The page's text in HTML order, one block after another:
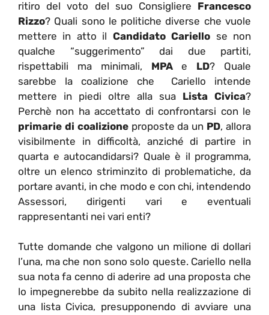
ritiro del voto del suo Consigliere Francesco
Rizzo? Quali sono le politiche diverse che vuole
mettere in atto il Candidato Cariello se non
qualche “suggerimento” dai due partiti,
rispettabili ma minimali, MPAe LD? Quale
sarebbe la coalizione che Cariello intende
mettere in piedi oltre alla sua Lista Civica?
Perchè non ha accettato di confrontarsi con le
primarie di coalizioneproposte da un PD, allora
visibilmente in difficoltà, anziché di partire in
quarta e autocandidarsi? Quale è il programma,
oltre un elenco striminzito di problematiche, da
portare avanti, in che modo e con chi, intendendo
Assessori, dirigenti vari e eventuali
rappresentanti nei vari enti?
Tutte domande che valgono un milione di dollari
l’una, ma che non sono solo queste. Cariello nella
sua nota fa cenno di aderire ad una proposta che
lo impegnerebbe da subito nella realizzazione di
una lista Civica, presupponendo di avviare una